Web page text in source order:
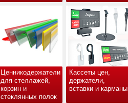
Ценникодержатели
для стеллажей,
корзин и
стеклянных полок
Кассеты цен,
держатели,
вставки и карманы